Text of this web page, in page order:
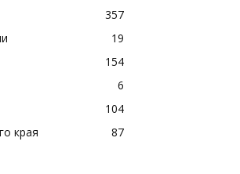
357
19
154
6
104
края
87